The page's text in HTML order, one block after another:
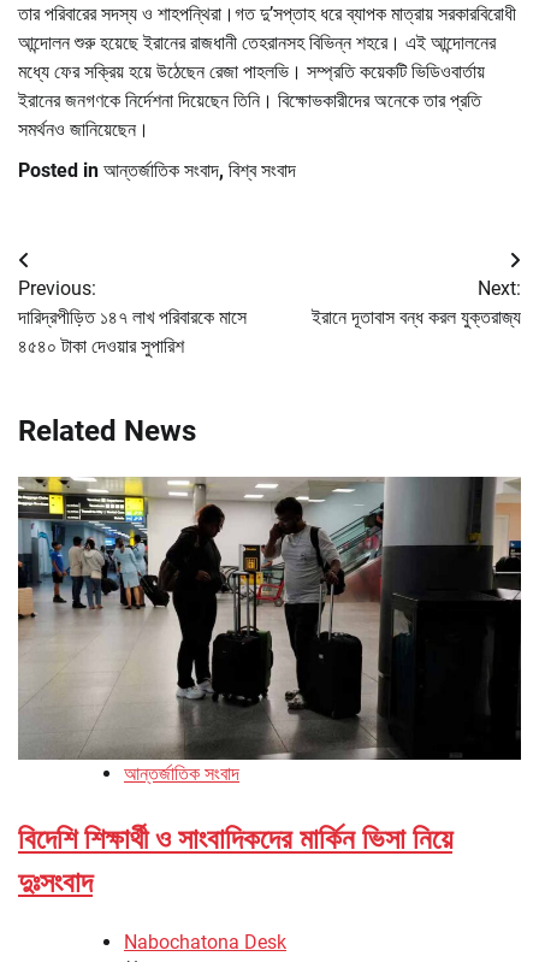
তার পরিবারের সদস্য ও শাহপন্থিরা।গত দু’সপ্তাহ ধরে ব্যাপক মাত্রায় সরকারবিরোধী
আন্দোলন শুরু হয়েছে ইরানের রাজধানী তেহরানসহ বিভিন্ন শহরে। এই আন্দোলনের
মধ্যে ফের সক্রিয় হয়ে উঠেছেন রেজা পাহলভি। সম্প্রতি কয়েকটি ভিডিওবার্তায়
ইরানের জনগণকে নির্দেশনা দিয়েছেন তিনি। বিক্ষোভকারীদের অনেকে তার প্রতি
সমর্থনও জানিয়েছেন।
Posted in আন্তর্জাতিক সংবাদ, বিশ্ব সংবাদ
Post
navigation
Previous:
দারিদ্রপীড়িত ১৪৭ লাখ পরিবারকে মাসে
৪৫৪০ টাকা দেওয়ার সুপারিশ
Next:
ইরানে দূতাবাস বন্ধ করল যুক্তরাজ্য
Related News
আন্তর্জাতিক সংবাদ
বিদেশি শিক্ষার্থী ও সাংবাদিকদের মার্কিন ভিসা নিয়ে
দুঃসংবাদ
Nabochatona Desk